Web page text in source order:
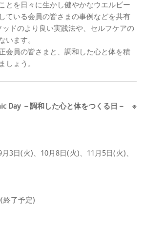
とを日々に生かし健やかなウエルビー
ている会員の皆さまの事例などを共有
ッドのより良い実践法や、セルフケアの
います。
会員の皆さまと、調和した心と体を積
しょう。
Day －調和した心と体をつくる日－ ※
3日(火)、10月8日(火)、11月5日(火)、
終了予定)